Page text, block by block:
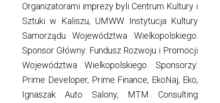
Organizatorami imprezy byli Centrum Kultury i
Sztuki w Kaliszu, UMWW Instytucja Kultury
Samorządu Województwa Wielkopolskiego.
Sponsor Główny: Fundusz Rozwoju i Promocji
Województwa Wielkopolskiego. Sponsorzy:
Prime Developer, Prime Finance, EkoNaj, Eko,
Ignaszak Auto Salony, MTM Consulting